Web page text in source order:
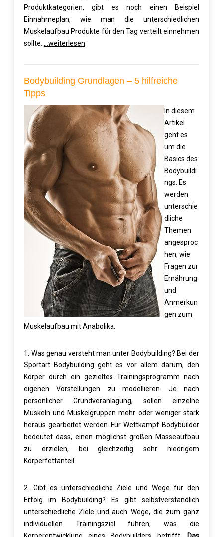
Produktkategorien, gibt es noch einen Beispiel
Einnahmeplan, wie man die unterschiedlichen
Muskelaufbau Produkte für den Tag verteilt einnehmen
sollte.
…weiterlesen
Bodybuilding Grundlagen – 5 hilfreiche
Tipps
In diesem
Artikel
geht es
um die
Basics des
Bodybuildi
ngs. Es
werden
unterschie
dliche
Themen
angesproc
hen, wie
Fragen zur
Ernährung
und
Anmerkun
gen zum
Muskelaufbau mit Anabolika
1. Was genau versteht man unter Bodybuilding? Bei der
Sportart Bodybuilding geht es vor allem darum, den
Körper durch ein gezieltes Trainingsprogramm nach
eigenen Vorstellungen zu modellieren. Je nach
persönlicher Grundveranlagung, sollen einzelne
Muskeln und Muskelgruppen mehr oder weniger stark
heraus gearbeitet werden. Für Wettkampf Bodybuilder
bedeutet dass, einen möglichst großen Masseaufbau
zu erzielen, bei gleichzeitig sehr niedrigem
Körperfettanteil.
2. Gibt es unterschiedliche Ziele und Wege für den
Erfolg im Bodybuilding? Es gibt selbstverständlich
unterschiedliche Ziele und auch Wege, die zum ganz
individuellen Trainingsziel führen, was die